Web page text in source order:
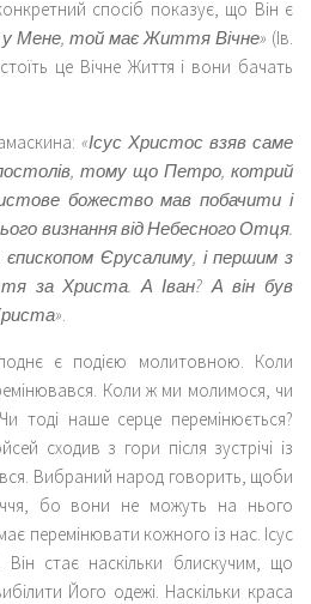
спосіб показує, що Він є
у Мене, той має Життя Вічне» (Ів.
це Вічне Життя і вони бачать
«Ісус Христос взяв саме
тому що Петро, котрий
божество мав побачити і
визнання від Небесного Отця.
Єрусалиму, і першим з
за Христа. А Іван? А він був
.
є подією молитовною. Коли
Коли ж ми молимося, чи
тоді наше серце перемінюється?
сходив з гори після зустрічі із
Вибраний народ говорить, щоби
бо вони не можуть на нього
перемінювати кожного із нас. Ісус
Він стає наскільки блискучим, що
Його одежі. Наскільки краса